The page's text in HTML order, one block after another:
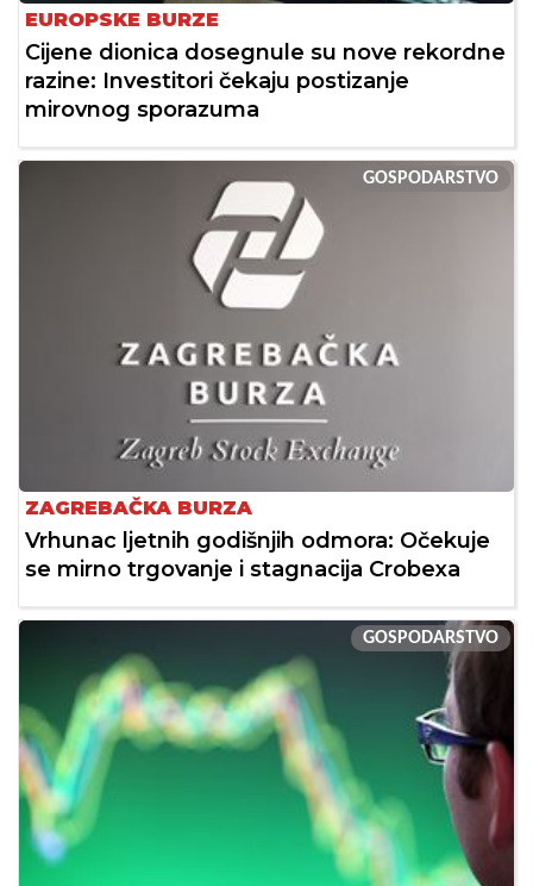
EUROPSKE BURZE
Cijene dionica dosegnule su nove rekordne
razine: Investitori čekaju postizanje
mirovnog sporazuma
GOSPODARSTVO
ZAGREBAČKA BURZA
Vrhunac ljetnih godišnjih odmora: Očekuje
se mirno trgovanje i stagnacija Crobexa
GOSPODARSTVO